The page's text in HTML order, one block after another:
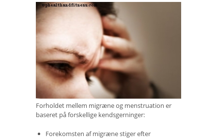
Forholdet mellem migræne og menstruation er
baseret på forskellige kendsgerninger:
Forekomsten af ​​migræne stiger efter